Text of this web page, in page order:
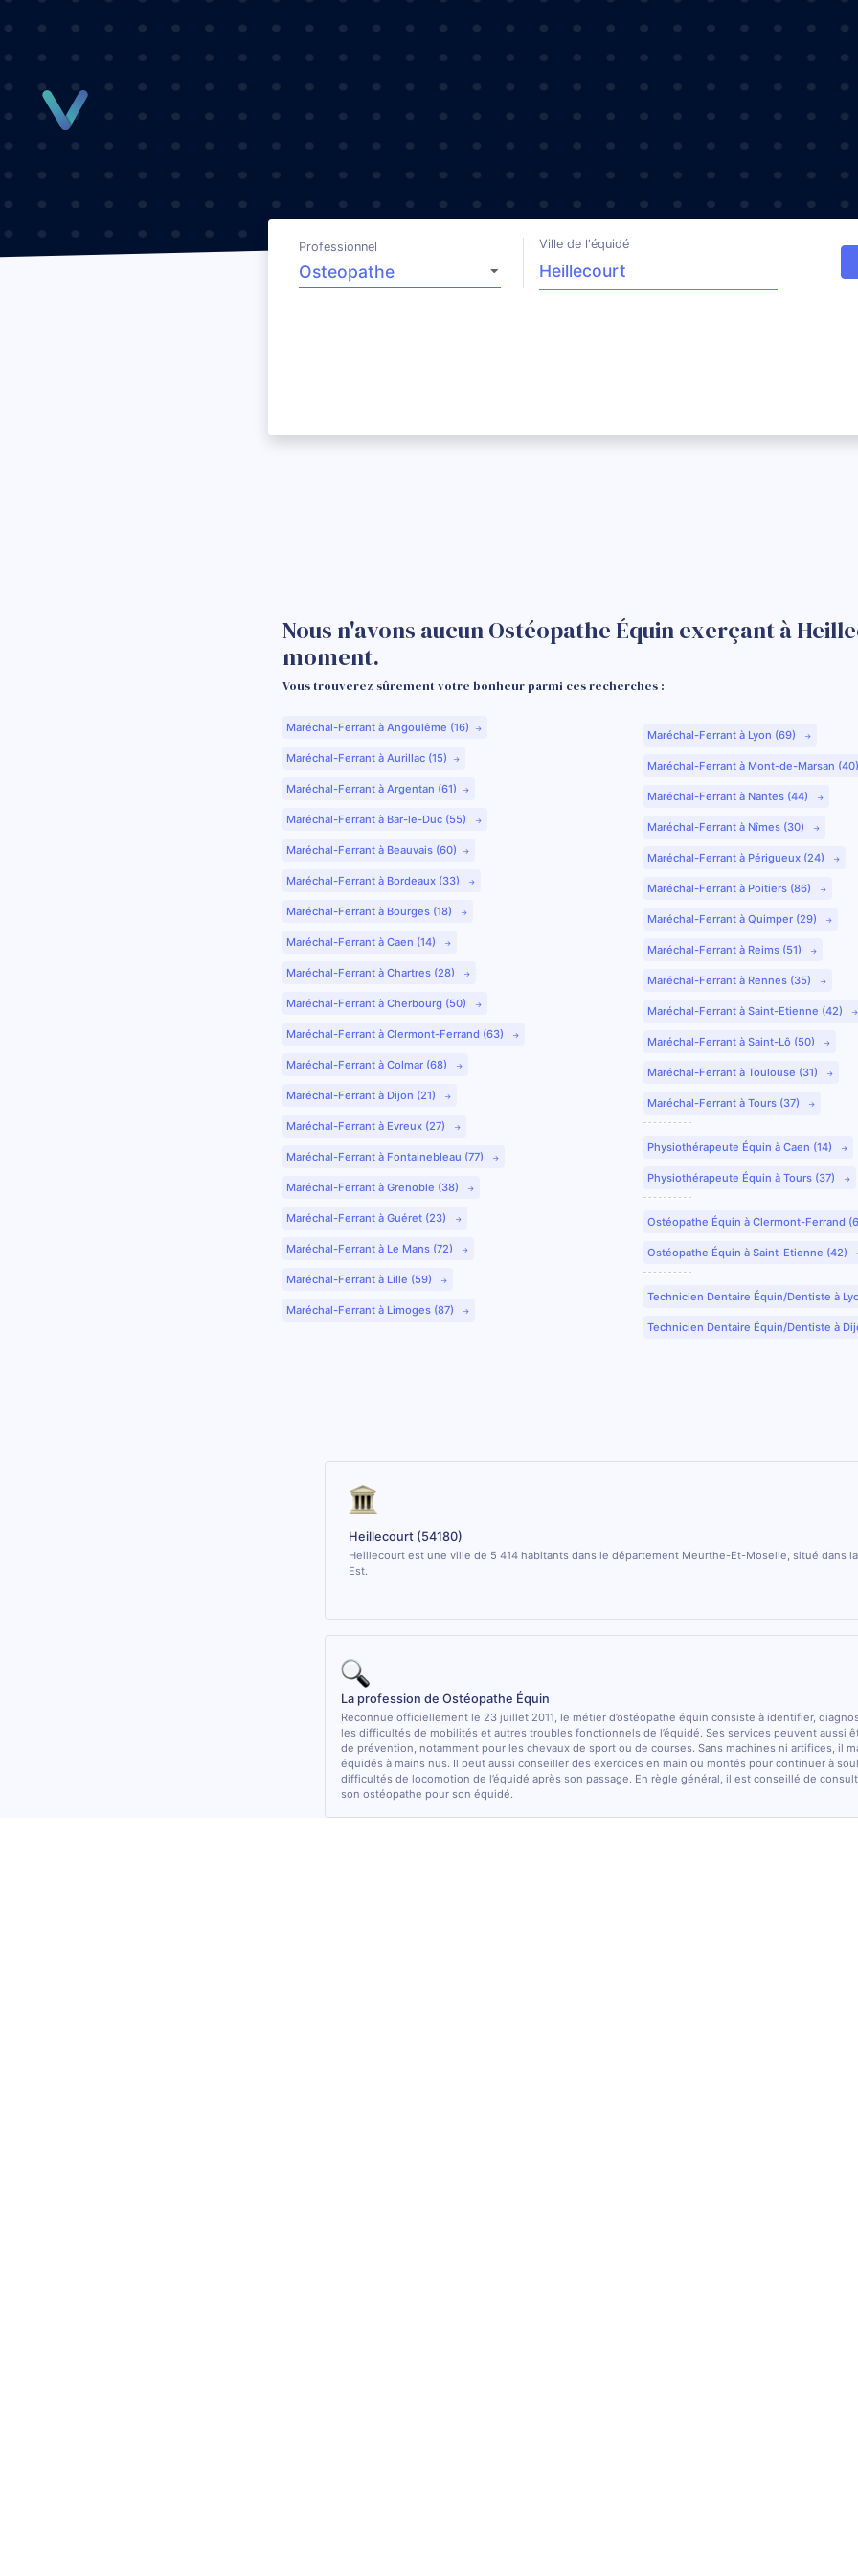
Professionnel Ville de l'équidé
Nous n'avons aucun Ostéopathe Équin exerçant à
moment.
Vous trouverez sûrement votre bonheur parmi ces recherches :
Maréchal-Ferrant à Angoulême (16)
Maréchal-Ferrant à Aurillac (15)
Maréchal-Ferrant à Argentan (61)
Maréchal-Ferrant à Bar-le-Duc (55)
Maréchal-Ferrant à Beauvais (60)
Maréchal-Ferrant à Bordeaux (33)
Maréchal-Ferrant à Bourges (18)
Maréchal-Ferrant à Caen (14)
Maréchal-Ferrant à Chartres (28)
Maréchal-Ferrant à Cherbourg (50)
Maréchal-Ferrant à Clermont-Ferrand (63)
Maréchal-Ferrant à Colmar (68)
Maréchal-Ferrant à Dijon (21)
Maréchal-Ferrant à Evreux (27)
Maréchal-Ferrant à Fontainebleau (77)
Maréchal-Ferrant à Grenoble (38)
Maréchal-Ferrant à Guéret (23)
Maréchal-Ferrant à Le Mans (72)
Maréchal-Ferrant à Lille (59)
Maréchal-Ferrant à Limoges (87)
Maréchal-Ferrant à Lyon (69)
Maréchal-Ferrant à Mont-de-Marsan
Maréchal-Ferrant à Nantes (44)
Maréchal-Ferrant à Nîmes (30)
Maréchal-Ferrant à Périgueux (24)
Maréchal-Ferrant à Poitiers (86)
Maréchal-Ferrant à Quimper (29)
Maréchal-Ferrant à Reims (51)
Maréchal-Ferrant à Rennes (35)
Maréchal-Ferrant à Saint-Etienne (42)
Maréchal-Ferrant à Saint-Lô (50)
Maréchal-Ferrant à Toulouse (31)
Maréchal-Ferrant à Tours (37)
Physiothérapeute Équin à Caen (14)
Physiothérapeute Équin à Tours (37)
Ostéopathe Équin à Clermont-Ferrand
Ostéopathe Équin à Saint-Etienne (42)
Technicien Dentaire Équin/Dentiste à
Technicien Dentaire Équin/Dentiste à
Heillecourt (54180)
Heillecourt est une ville de 5 414 habitants dans le département Meurthe-Et-Moselle, situé dans
Est.
La profession de Ostéopathe Équin
Reconnue officiellement le 23 juillet 2011, le métier d’ostéopathe équin consiste à identifier,
les difficultés de mobilités et autres troubles fonctionnels de l’équidé. Ses services peuvent aussi
de prévention, notamment pour les chevaux de sport ou de courses. Sans machines ni artifices, il
équidés à mains nus. Il peut aussi conseiller des exercices en main ou montés pour continuer à
difficultés de locomotion de l’équidé après son passage. En règle général, il est conseillé de
son ostéopathe pour son équidé.